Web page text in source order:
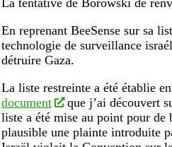
La tentative de Borowski de
En reprenant BeeSense sur sa
technologie de surveillance
détruire Gaza.
La liste restreinte a été établie
document
que j’ai découvert
liste a été mise au point pour de
plausible une plainte introduite